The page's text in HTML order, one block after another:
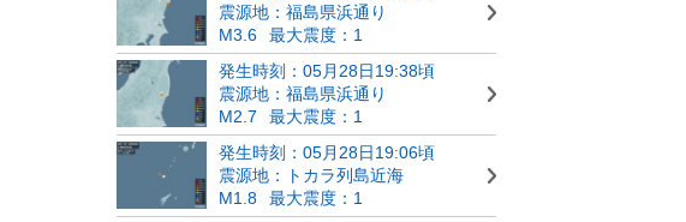
震源地：福島県浜通り
M3.6
最大震度：1
発生時刻：05月28日19:38頃
震源地：福島県浜通り
M2.7
最大震度：1
発生時刻：05月28日19:06頃
震源地：トカラ列島近海
M1.8
最大震度：1